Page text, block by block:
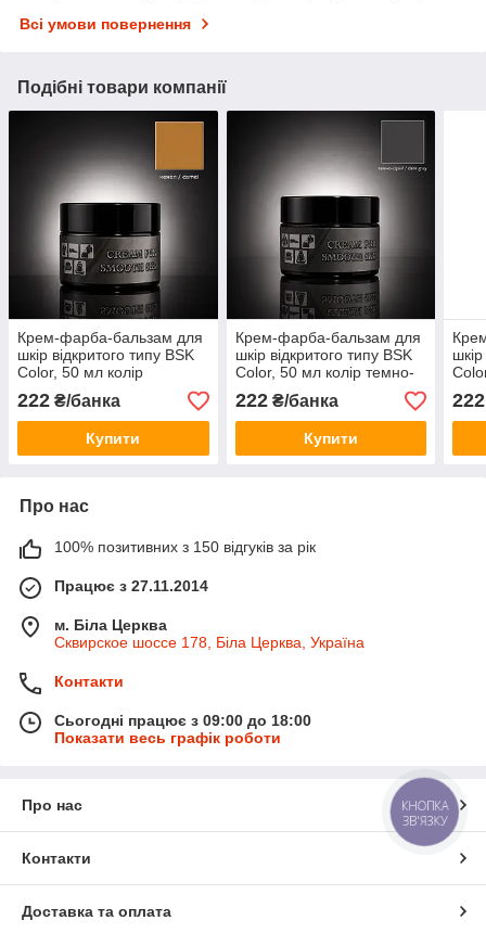
Всі умови повернення
Подібні товари компанії
Крем-фарба-бальзам для
шкір відкритого типу BSK
Color, 50 мл колір
верблюд
222 ₴/банка
Купити
Крем-фарба-бальзам для
шкір відкритого типу BSK
Color, 50 мл колір темно-
сірий
222₴/банка
Купити
222
Про нас
100% позитивних з 150 відгуків за рік
Працює з 27.11.2014
м. Біла Церква
Сквирское шоссе 178, Біла Церква, Україна
Контакти
Сьогодні працює з 09:00 до 18:00
Показати весь графік роботи
Про нас
Контакти
Доставка та оплата
КНОПКА
ЗВ'ЯЗКУ